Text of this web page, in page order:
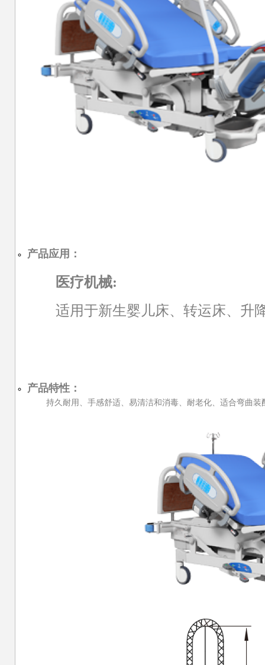
产品应用：
医疗机械:
适用于新生婴儿床、转运床、升
产品特性：
持久耐用、手感舒适、易清洁和消毒、耐老化、适合弯曲装